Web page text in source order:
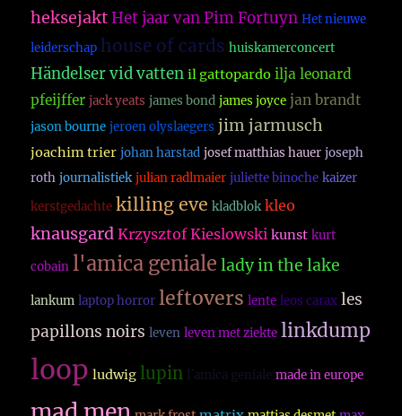
heksejakt Het jaar van Pim Fortuyn Het nieuwe
leiderschap house of cards huiskamerconcert
Händelser vid vatten il gattopardo ilja leonard
pfeijffer jack yeats james bond james joyce jan brandt
jason bourne jeroen olyslaegers jim jarmusch
joachim trier johan harstad josef matthias hauer joseph
roth journalistiek julian radlmaier juliette binoche kaizer
kerstgedachte killing eve kladblok kleo
knausgard Krzysztof Kieslowski kunst kurt
cobain l'amica geniale lady in the lake
lankum laptop horror leftovers lente leos carax les
papillons noirs leven leven met ziekte linkdump
loop ludwig lupin l´amica geniale made in europe